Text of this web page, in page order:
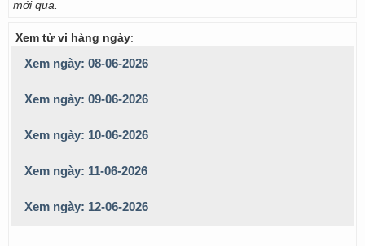
mới qua.
Xem tử vi hàng ngày:
Xem ngày: 08-06-2026
Xem ngày: 09-06-2026
Xem ngày: 10-06-2026
Xem ngày: 11-06-2026
Xem ngày: 12-06-2026